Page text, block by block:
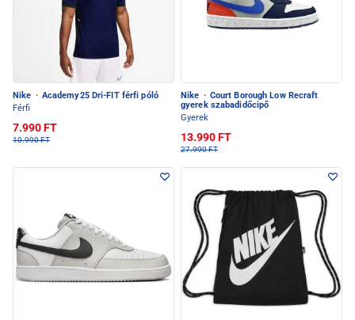
Nike · Academy25 Dri-FIT férfi póló
Férfi
7.990 FT
10.990 FT
Nike · Court Borough Low Recraft
gyerek szabadidőcipő
Gyerek
13.990 FT
27.990 FT